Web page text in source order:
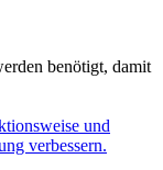
benötigt, damit
und
verbessern.